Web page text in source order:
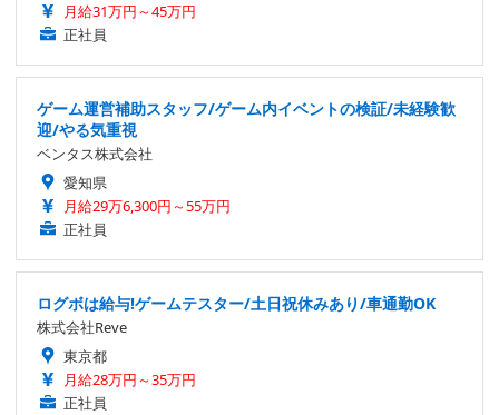
月給31万円～45万円
正社員
ゲーム運営補助スタッフ/ゲーム内イベントの検証/未経験歓
迎/やる気重視
ベンタス株式会社
愛知県
月給29万6,300円～55万円
正社員
ログボは給与!ゲームテスター/土日祝休みあり/車通勤OK
株式会社Reve
東京都
月給28万円～35万円
正社員